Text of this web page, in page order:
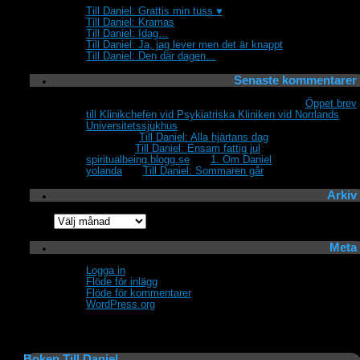
Till Daniel: Grattis min tuss ♥
Till Daniel: Kramas
Till Daniel: Idag…
Till Daniel: Ja, jag lever men det är knappt
Till Daniel: Den där dagen…
Senaste kommentarer
Öppet brev
till Klinikchefen vid Psykiatriska Kliniken vid Norrlands
Universitetssjukhus
Till Daniel: Alla hjärtans dag
Till Daniel: Ensam fattig jul
spiritualbeing.blogg.seom 1. Om Daniel
yolandaom Till Daniel: Sommaren går
Arkiv
Arkiv
Meta
Logga in
Flöde för inlägg
Flöde för kommentarer
WordPress.org